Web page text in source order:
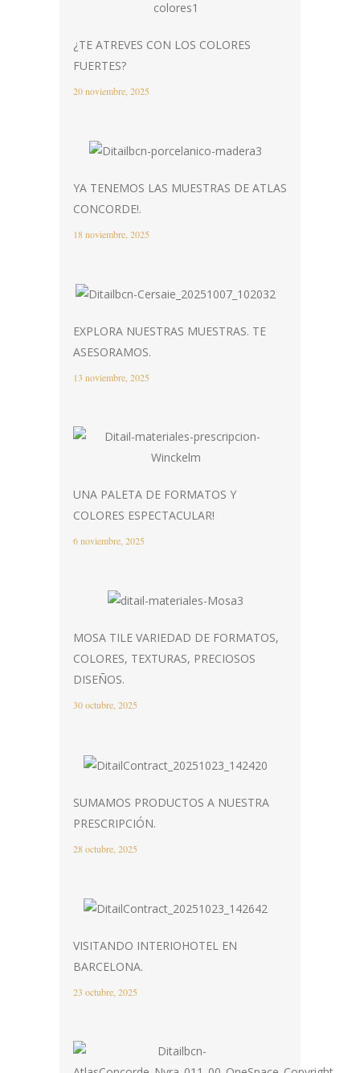
¿TE ATREVES CON LOS COLORES
FUERTES?
20 noviembre, 2025
YA TENEMOS LAS MUESTRAS DE ATLAS
CONCORDE!.
18 noviembre, 2025
EXPLORA NUESTRAS MUESTRAS. TE
ASESORAMOS.
13 noviembre, 2025
UNA PALETA DE FORMATOS Y
COLORES ESPECTACULAR!
6 noviembre, 2025
MOSA TILE VARIEDAD DE FORMATOS,
COLORES, TEXTURAS, PRECIOSOS
DISEÑOS.
30 octubre, 2025
SUMAMOS PRODUCTOS A NUESTRA
PRESCRIPCIÓN.
28 octubre, 2025
VISITANDO INTERIOHOTEL EN
BARCELONA.
23 octubre, 2025